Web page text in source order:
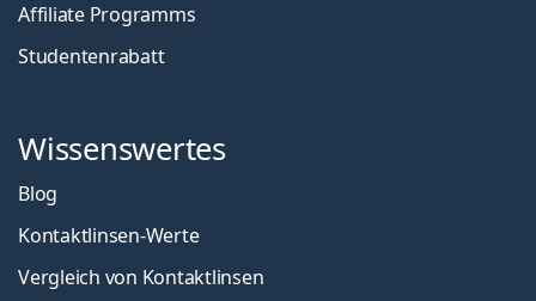
Affiliate Programms
Studentenrabatt
Wissenswertes
Blog
Kontaktlinsen-Werte
Vergleich von Kontaktlinsen